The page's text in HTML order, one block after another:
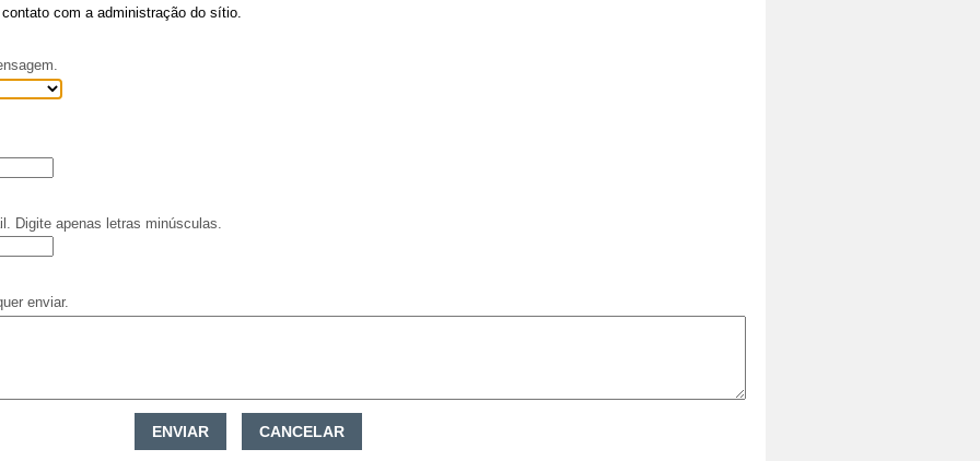
com a administração do sítio.
Digite apenas letras minúsculas.
enviar.